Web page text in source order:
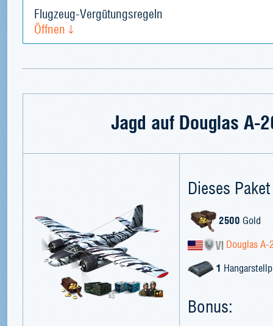
Flugzeug-Vergütungsregeln
Öffnen
Jagd auf Douglas A-
Dieses
2500 Gold
Douglas A-
1
Bonus: